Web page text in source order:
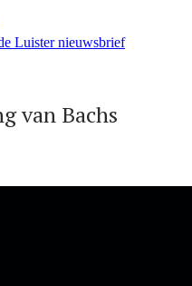
Luister nieuwsbrief
van Bachs